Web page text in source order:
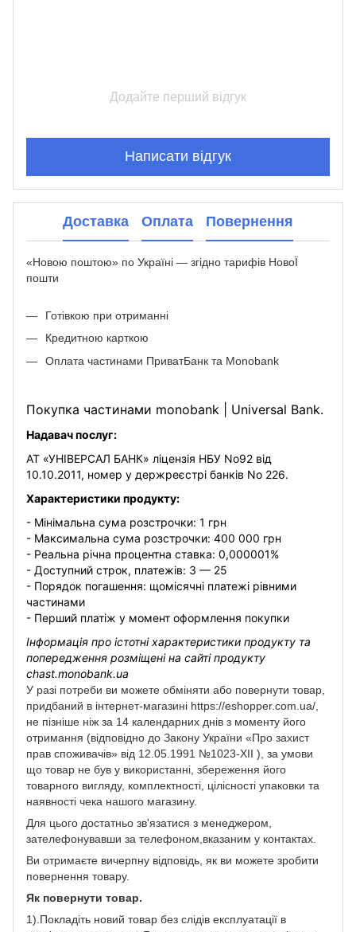
Додайте перший відгук
Написати відгук
Доставка Оплата Повернення
«Новою поштою» по Україні — згідно тарифів НовоЇ
пошти
Готівкою при отриманні
Кредитною карткою
Оплата частинами ПриватБанк та Monobank
Покупка частинами monobank | Universal Bank.
Надавач послуг:
АТ «УНІВЕРСАЛ БАНК» ліцензія НБУ No92 від
10.10.2011, номер у держреєстрі банків No 226.
Характеристики продукту:
- Мінімальна сума розстрочки: 1 грн
- Максимальна сума розстрочки: 400 000 грн
- Реальна річна процентна ставка: 0,000001%
- Доступний строк, платежів: 3 — 25
- Порядок погашення: щомісячні платежі рівними
частинами
- Перший платіж у момент оформлення покупки
Інформація про істотні характеристики продукту та
попередження розміщені на сайті продукту
chast.monobank.ua
У разі потреби ви можете обміняти або повернути товар,
придбаний в інтернет-магазині https://eshopper.com.ua/,
не пізніше ніж за 14 календарних днів з моменту його
отримання (відповідно до Закону України «Про захист
прав споживачів» від 12.05.1991 №1023-XII ), за умови
що товар не був у використанні, збереження його
товарного вигляду, комплектності, цілісності упаковки та
наявності чека нашого магазину.
Для цього достатньо зв'язатися з менеджером,
зателефонувавши за телефоном,вказаним у контактах.
Ви отримаєте вичерпну відповідь, як ви можете зробити
повернення товару.
Як повернути товар.
1).Покладіть новий товар без слідів експлуатації в